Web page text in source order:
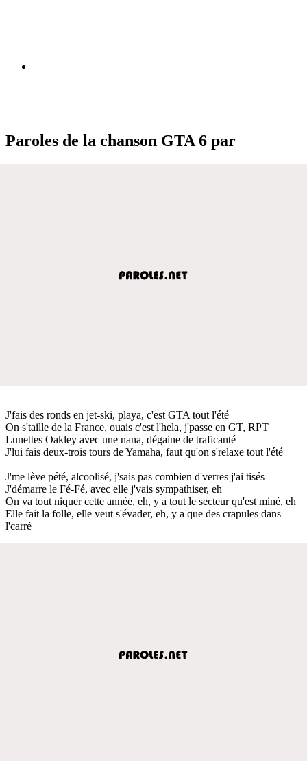
Paroles de la chanson GTA 6 par
J'fais des ronds en jet-ski, playa, c'est GTA tout l'été
On s'taille de la France, ouais c'est l'hela, j'passe en GT, RPT
Lunettes Oakley avec une nana, dégaine de traficanté
J'lui fais deux-trois tours de Yamaha, faut qu'on s'relaxe tout l'été
J'me lève pété, alcoolisé, j'sais pas combien d'verres j'ai tisés
J'démarre le Fé-Fé, avec elle j'vais sympathiser, eh
On va tout niquer cette année, eh, y a tout le secteur qu'est miné, eh
Elle fait la folle, elle veut s'évader, eh, y a que des crapules dans
l'carré